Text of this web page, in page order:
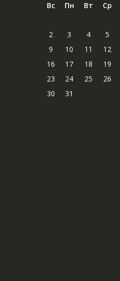
Вс Пн Вт Ср
2
3 4 5
9
10 11 12
16
17 18 19
23
24 25 26
30
31